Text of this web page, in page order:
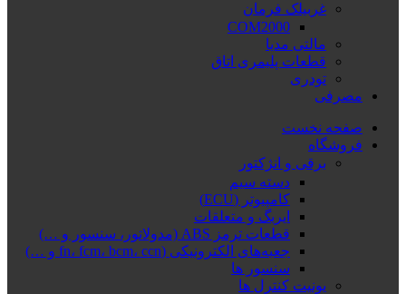
غربیلک فرمان
COM2000
مالتی مدیا
قطعات پلیمری اتاق
تودری
مصرفی
صفحه نخست
فروشگاه
برقی و انژکتور
دسته سیم
کامپیوتر (ECU)
ایربگ و متعلقات
قطعات ترمز ABS (مدولاتور، سنسور و …)
جعبه‌های الکترونیکی (fn، fcm، bcm، ccn و …)
سنسور ها
یونیت کنترل ها